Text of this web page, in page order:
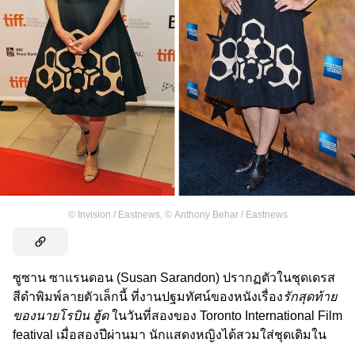
© Invision / Eastnews, © Anthony Behar / Eastnews
ซูซาน ซาแรนดอน (Susan Sarandon) ปรากฏตัวในชุดเดรส
สีดำพิมพ์ลายตัวเล็กนี้ ที่งานปฐมทัศน์ของหนังเรื่องรักสุดท้าย
ของนายโรบิน ฮู้ดในวันที่สองของ Toronto International Film
featival เมื่อสองปีผ่านมา นักแสดงหญิงได้สวมใส่ชุดเดิมใน